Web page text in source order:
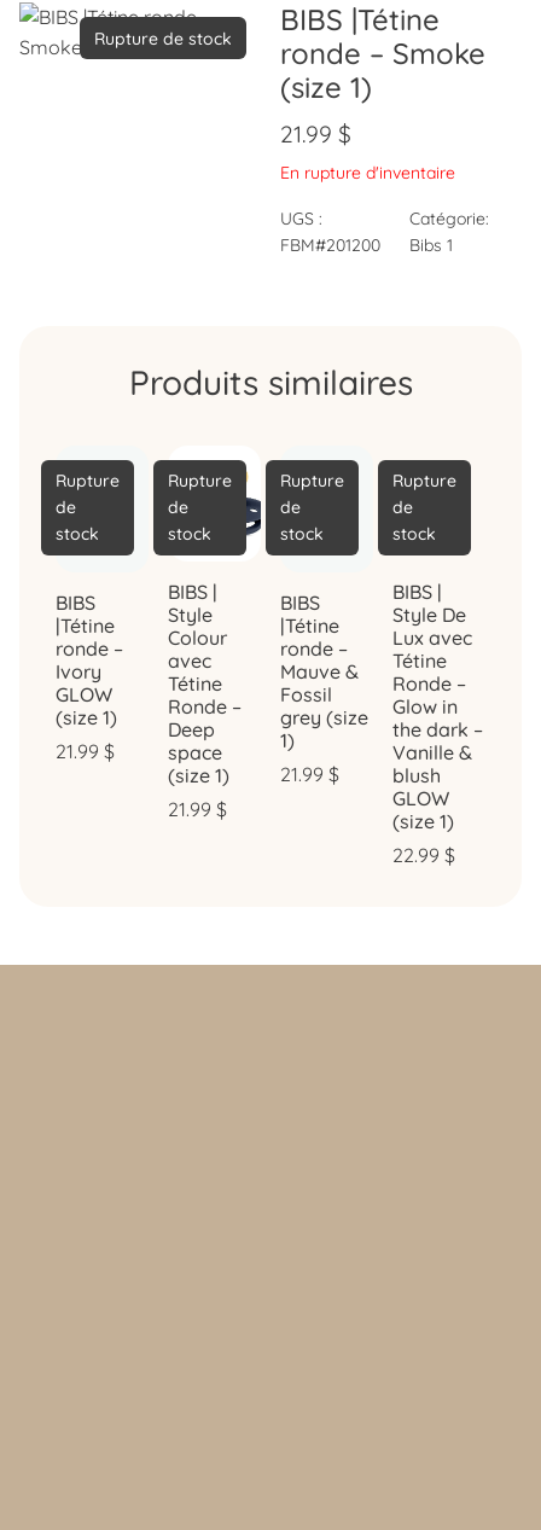
Rupture de stock
BIBS |Tétine
ronde – Smoke
(size 1)
21.99$
En rupture d'inventaire
UGS :
FBM#201200
Catégorie:
Bibs 1
Produits similaires
Rupture
de
stock
BIBS
|Tétine
ronde –
Ivory
GLOW
(size 1)
21.99 $
Rupture
de
stock
BIBS |
Style
Colour
avec
Tétine
Ronde –
Deep
space
(size 1)
21.99 $
Rupture
de
stock
BIBS
|Tétine
ronde –
Mauve &
Fossil
grey (size
1)
21.99 $
Rupture
de
stock
BIBS |
Style De
Lux avec
Tétine
Ronde –
Glow in
the dark –
Vanille &
blush
GLOW
(size 1)
22.99 $